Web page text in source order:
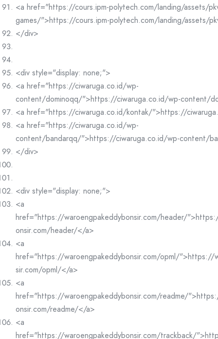
<a href="https://cours.ipm-polytech.com/landing/assets/
games/">https://cours.ipm-polytech.com/landing/assets/
</div>
<div style="display: none;">
<a href="https://ciwaruga.co.id/wp-
content/dominoqq/">https://ciwaruga.co.id/wp-content/
<a href="https://ciwaruga.co.id/kontak/">https://
<a href="https://ciwaruga.co.id/wp-
content/bandarqq/">https://ciwaruga.co.id/wp-content/
</div>
<div style="display: none;">
<a
href="https://waroengpakeddybonsir.com/header/
onsir.com/header/</a>
<a
href="https://waroengpakeddybonsir.com/opml/">https://
sir.com/opml/</a>
<a
href="https://waroengpakeddybonsir.com/readme/
onsir.com/readme/</a>
<a
href="https://waroengpakeddybonsir.com/trackback/